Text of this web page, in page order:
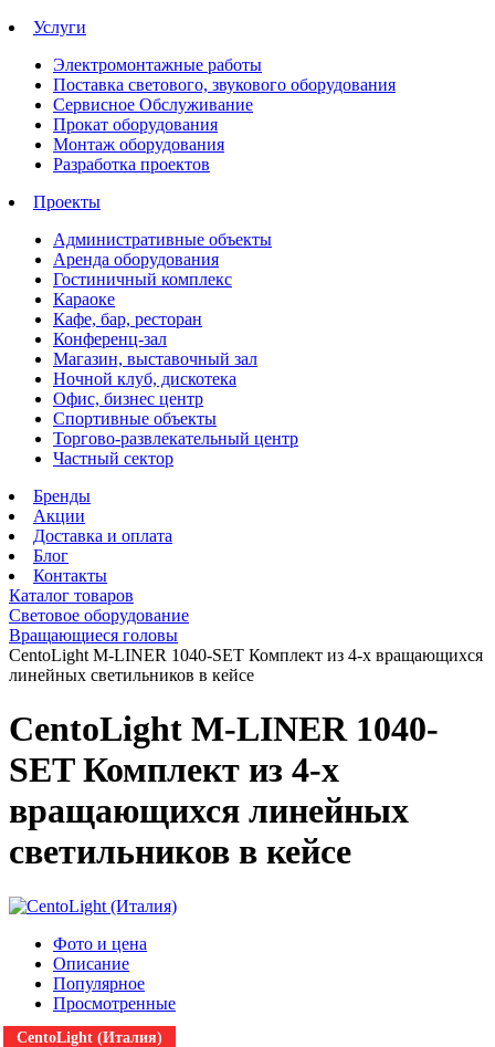
Услуги
Электромонтажные работы
Поставка светового, звукового оборудования
Сервисное Обслуживание
Прокат оборудования
Монтаж оборудования
Разработка проектов
Проекты
Административные объекты
Аренда оборудования
Гостиничный комплекс
Караоке
Кафе, бар, ресторан
Конференц-зал
Магазин, выставочный зал
Ночной клуб, дискотека
Офис, бизнес центр
Спортивные объекты
Торгово-развлекательный центр
Частный сектор
Бренды
Акции
Доставка и оплата
Блог
Контакты
Каталог товаров
Световое оборудование
Вращающиеся головы
CentoLight M-LINER 1040-SET Комплект из 4-х вращающихся
линейных светильников в кейсе
CentoLight M-LINER 1040-
SET Комплект из 4-х
вращающихся линейных
светильников в кейсе
Фото и цена
Описание
Популярное
Просмотренные
CentoLight (Италия)